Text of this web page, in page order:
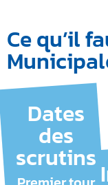
Ce qu’il
Dates
des
scrutins